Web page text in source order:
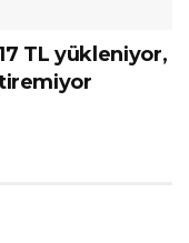
TL yükleniyor,